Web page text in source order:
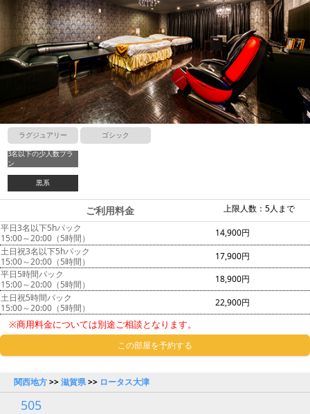
ラグジュアリー ゴシック
3名以下の少人数プラ
ン
黒系
上限人数：5人まで
ご利用料金
平日3名以下5hパック
15:00～20:00（5時間）
14,900円
土日祝3名以下5hパック
15:00～20:00（5時間）
17,900円
平日5時間パック
15:00～20:00（5時間）
18,900円
土日祝5時間パック
15:00～20:00（5時間）
22,900円
※商用料金については別途ご相談となります。
この部屋を予約する
関西地方>>滋賀県>> ロータス大津
505